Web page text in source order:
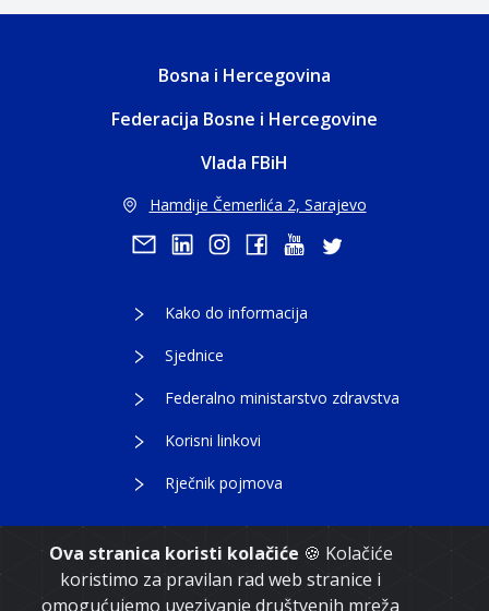
Ova stranica koristi kolačiće 🍪 Kolačiće
koristimo za pravilan rad web stranice i
omogućujemo uvezivanje društvenih mreža
Bosna i Hercegovina
Federacija Bosne i Hercegovine
Vlada FBiH
Hamdije Čemerlića 2, Sarajevo
Kako do informacija
Sjednice
Federalno ministarstvo zdravstva
Korisni linkovi
Rječnik pojmova
Copyright 2021. Vlada Federacije Bosne i